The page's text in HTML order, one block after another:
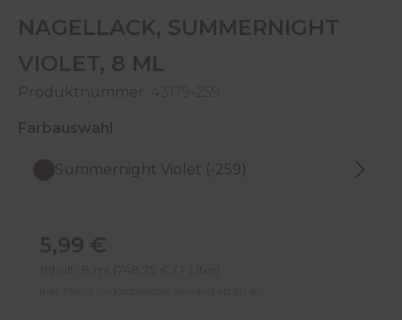
NAGELLACK, SUMMERNIGHT
VIOLET, 8 ML
Produktnummer: 43179-259
Farbauswahl
Summernight Violet (-259)
Regulärer Preis:
5,99 €
Inhalt: 8 ml (748,75 € / 1 Liter)